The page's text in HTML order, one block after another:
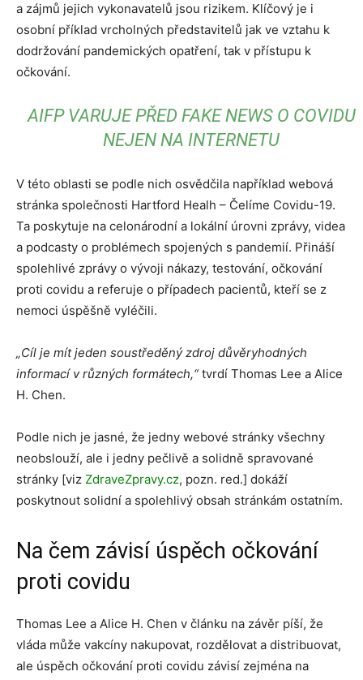
a zájmů jejich vykonavatelů jsou rizikem. Klíčový je i
osobní příklad vrcholných představitelů jak ve vztahu k
dodržování pandemických opatření, tak v přístupu k
očkování.
AIFP VARUJE PŘED FAKE NEWS O COVIDU
NEJEN NA INTERNETU
V této oblasti se podle nich osvědčila například webová
stránka společnosti Hartford Healh – Čelíme Covidu-19.
Ta poskytuje na celonárodní a lokální úrovni zprávy, videa
a podcasty o problémech spojených s pandemií. Přináší
spolehlivé zprávy o vývoji nákazy, testování, očkování
proti covidu a referuje o případech pacientů, kteří se z
nemoci úspěšně vyléčili.
„Cíl je mít jeden soustředěný zdroj důvěryhodných
informací v různých formátech,“tvrdí Thomas Lee a Alice
H. Chen.
Podle nich je jasné, že jedny webové stránky všechny
neobslouží, ale i jedny pečlivě a solidně spravované
stránky [viz ZdraveZpravy.cz, pozn. red.] dokáží
poskytnout solidní a spolehlivý obsah stránkám ostatním.
Na čem závisí úspěch očkování
proti covidu
Thomas Lee a Alice H. Chen v článku na závěr píší, že
vláda může vakcíny nakupovat, rozdělovat a distribuovat,
ale úspěch očkování proti covidu závisí zejména na